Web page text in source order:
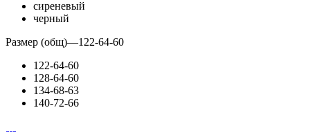
сиреневый
черный
Размер (общ)—122-64-60
122-64-60
128-64-60
134-68-63
140-72-66